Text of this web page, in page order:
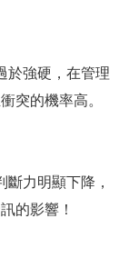
於強硬，在管理
突的機率高。
力明顯下降，
的影響！